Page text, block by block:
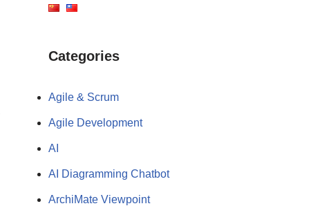
Categories
Agile & Scrum
Agile Development
AI
AI Diagramming Chatbot
ArchiMate Viewpoint